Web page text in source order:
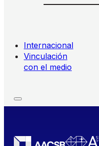
Internacional
Vinculación
con el medio